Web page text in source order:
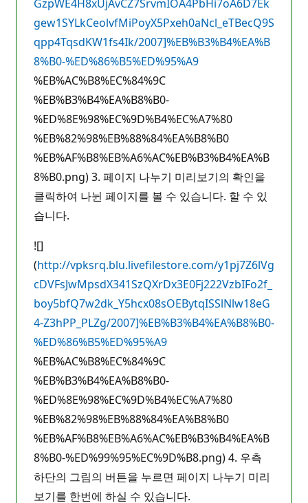
GzpWE4H8xUjAvCZ7SrvmIOA4PbHi7oA6D7Ek
gew1SYLkCeolvfMiPoyX5Pxeh0aNcl_eTBecQ9S
qpp4TqsdKW1fs4Ik/2007]%EB%B3%B4%EA%B
8%B0-%ED%86%B5%ED%95%A9
%EB%AC%B8%EC%84%9C
%EB%B3%B4%EA%B8%B0-
%ED%8E%98%EC%9D%B4%EC%A7%80
%EB%82%98%EB%88%84%EA%B8%B0
%EB%AF%B8%EB%A6%AC%EB%B3%B4%EA%B
8%B0.png) 3. 페이지 나누기 미리보기의 확인을
클릭하여 나뉜 페이지를 볼 수 있습니다. 할 수 있
습니다.
![]
(http://vpksrq.blu.livefilestore.com/y1pj7Z6lVg
cDVFsJwMpsdX341SzQXrDx3E0Fj222VzbIFo2f_
boy5bfQ7w2dk_Y5hcx08sOEBytqISSlNlw18eG
4-Z3hPP_PLZg/2007]%EB%B3%B4%EA%B8%B0-
%ED%86%B5%ED%95%A9
%EB%AC%B8%EC%84%9C
%EB%B3%B4%EA%B8%B0-
%ED%8E%98%EC%9D%B4%EC%A7%80
%EB%82%98%EB%88%84%EA%B8%B0
%EB%AF%B8%EB%A6%AC%EB%B3%B4%EA%B
8%B0-%ED%99%95%EC%9D%B8.png) 4. 우측
하단의 그림의 버튼을 누르면 페이지 나누기 미리
보기를 한번에 하실 수 있습니다.